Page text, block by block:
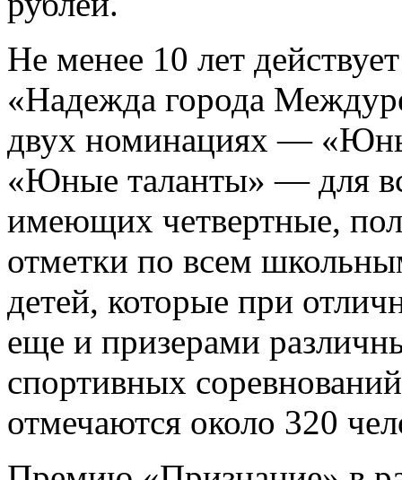
Не менее 10 лет
«Надежда города
двух номинациях —
«Юные таланты» — для
имеющих четвертные,
отметки по всем
детей, которые при
еще и призерами
спортивных
отмечаются около 320